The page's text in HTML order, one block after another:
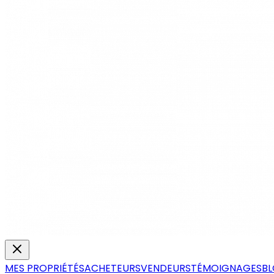
MES PROPRIÉTÉSACHETEURSVENDEURSTÉMOIGNAGES